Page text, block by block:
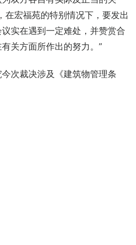
在宏福苑的特别情况下，要发出
实在遇到一定难处，并赞赏合
关方面所作出的努力。”
次裁决涉及《建筑物管理条